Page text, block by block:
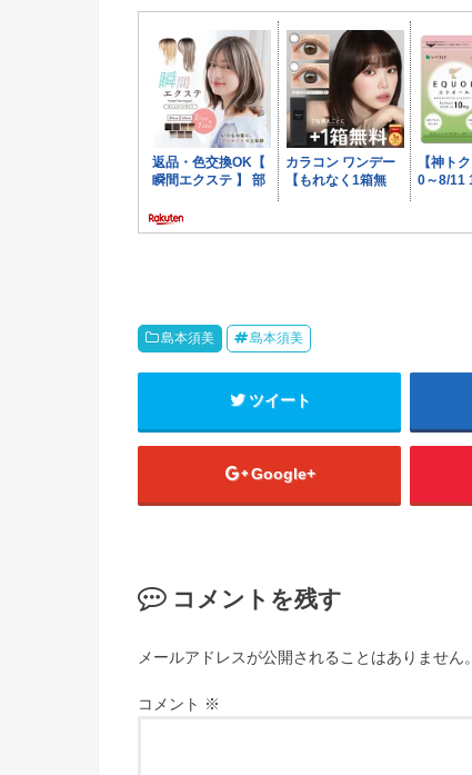
島本須美 島本須美
ツイート
Google+
コメントを残す
メールアドレスが公開されることはありません。
コメント ※